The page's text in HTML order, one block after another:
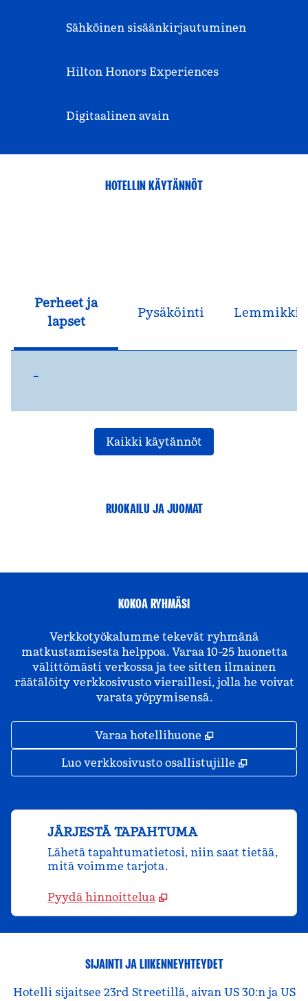
Sähköinen sisäänkirjautuminen
Hilton Honors Experiences
Digitaalinen avain
HOTELLIN KÄYTÄNNÖT
Perheet ja
lapset
Pysäköinti
–
Kaikki käytännöt
RUOKAILU JA JUOMAT
KOKOA RYHMÄSI
Verkkotyökalumme tekevät ryhmänä
matkustamisesta helppoa. Varaa 10–25 huonetta
välittömästi verkossa ja tee sitten ilmainen
räätälöity verkkosivusto vieraillesi, jolla he voivat
varata yöpymisensä.
Varaa hotellihuone ,
Luo verkkosivusto osallistujille ,
JÄRJESTÄ TAPAHTUMA
Lähetä tapahtumatietosi, niin saat tietää,
mitä voimme tarjota.
Pyydä hinnoittelua
SIJAINTI JA LIIKENNEYHTEYDET
Hotelli sijaitsee 23rd Streetillä, aivan US 30:n ja US